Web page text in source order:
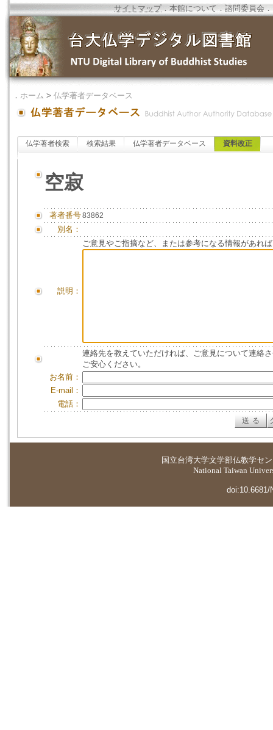
サイトマップ．本館について ．諮問委員会 ．
． ホーム > 仏学著者データベース
仏学著者検索 検索結果 仏学著者データベース 資料改正
空寂
著者番号83862
別名：
説明：
ご意見やご指摘など、または参考になる情報があれ
連絡先を教えていただければ、ご意見について連絡
ご安心ください。
お名前：
E-mail：
電話：
国立台湾大学文学部仏教学セ
National Taiwan
doi:10.6681/